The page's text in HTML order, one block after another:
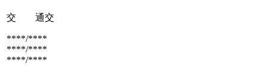
交 通交
****/****
****/****
****/****